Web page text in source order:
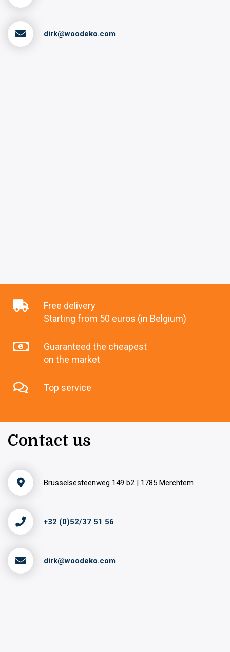
dirk@woodeko.com
Free delivery
Starting from 50 euros (in Belgium)
Guaranteed the cheapest
on the market
Top service
Contact us
Brusselsesteenweg 149 b2 | 1785 Merchtem
+32 (0)52/37 51 56
dirk@woodeko.com